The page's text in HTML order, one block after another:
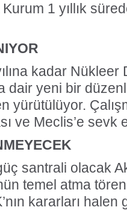
1 yıllık
kadar Nükleer
dair yeni bir
yürütülüyor.
ve Meclis’e sevk
santrali olacak
temel atma
kararları halen